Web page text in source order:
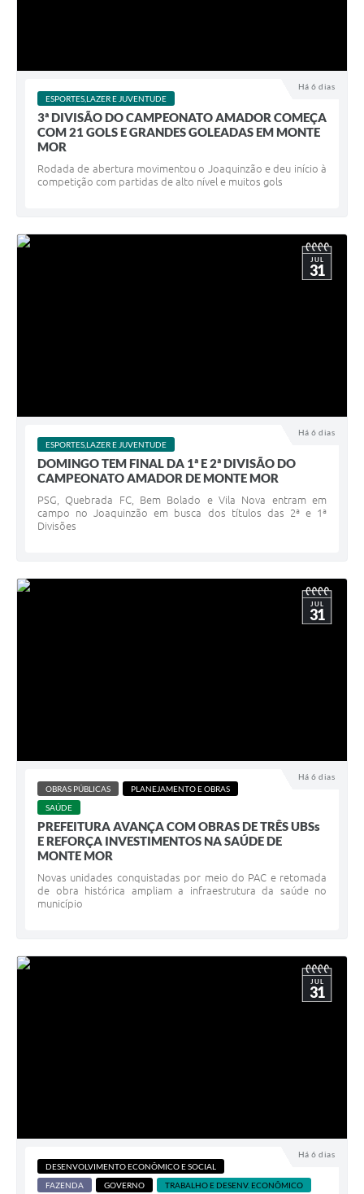
Há 6 dias
ESPORTES,LAZER E JUVENTUDE
3ª DIVISÃO DO CAMPEONATO AMADOR COMEÇA
COM 21 GOLS E GRANDES GOLEADAS EM MONTE
MOR
Rodada de abertura movimentou o Joaquinzão e deu início à
competição com partidas de alto nível e muitos gols
Há 6 dias
JUL
31
ESPORTES,LAZER E JUVENTUDE
DOMINGO TEM FINAL DA 1ª E 2ª DIVISÃO DO
CAMPEONATO AMADOR DE MONTE MOR
PSG, Quebrada FC, Bem Bolado e Vila Nova entram em
campo no Joaquinzão em busca dos títulos das 2ª e 1ª
Divisões
Há 6 dias
JUL
31
OBRAS PÚBLICAS
PLANEJAMENTO E OBRAS
SAÚDE
PREFEITURA AVANÇA COM OBRAS DE TRÊS UBSs
E REFORÇA INVESTIMENTOS NA SAÚDE DE
MONTE MOR
Novas unidades conquistadas por meio do PAC e retomada
de obra histórica ampliam a infraestrutura da saúde no
município
Há 6 dias
JUL
31
DESENVOLVIMENTO ECONÔMICO E SOCIAL
FAZENDA
GOVERNO TRABALHO E DESENV. ECONÔMICO